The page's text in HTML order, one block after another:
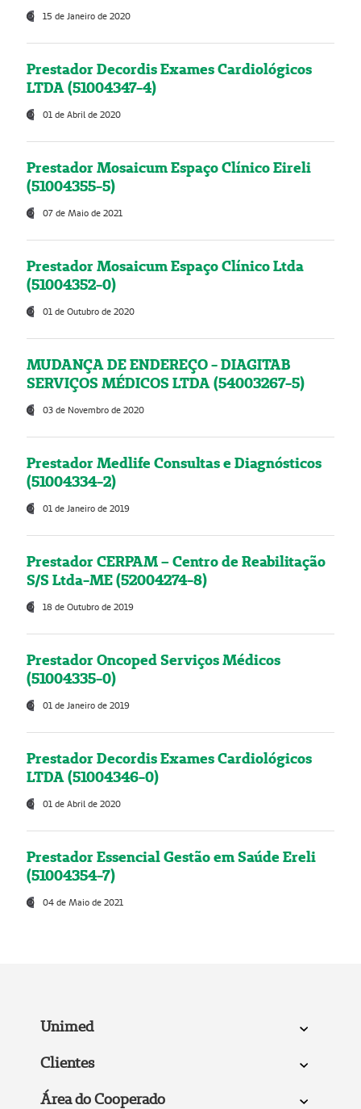
15 de Janeiro de 2020
Prestador Decordis Exames Cardiológicos
LTDA (51004347-4)
01 de Abril de 2020
Prestador Mosaicum Espaço Clínico Eireli
(51004355-5)
07 de Maio de 2021
Prestador Mosaicum Espaço Clínico Ltda
(51004352-0)
01 de Outubro de 2020
MUDANÇA DE ENDEREÇO - DIAGITAB
SERVIÇOS MÉDICOS LTDA (54003267-5)
03 de Novembro de 2020
Prestador Medlife Consultas e Diagnósticos
(51004334-2)
01 de Janeiro de 2019
Prestador CERPAM – Centro de Reabilitação
S/S Ltda-ME (52004274-8)
18 de Outubro de 2019
Prestador Oncoped Serviços Médicos
(51004335-0)
01 de Janeiro de 2019
Prestador Decordis Exames Cardiológicos
LTDA (51004346-0)
01 de Abril de 2020
Prestador Essencial Gestão em Saúde Ereli
(51004354-7)
04 de Maio de 2021
Unimed
Clientes
Área do Cooperado